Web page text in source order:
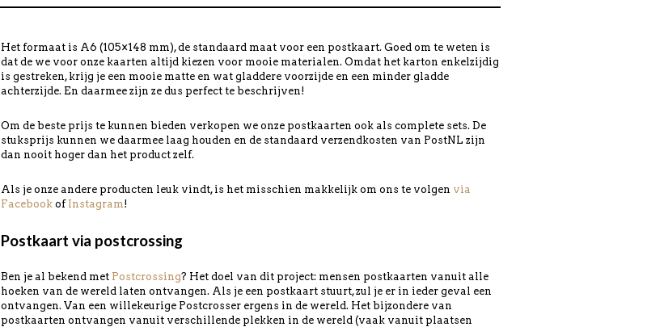
Het formaat is A6 (105×148 mm), de standaard maat voor een postkaart. Goed om te weten is
dat de we voor onze kaarten altijd kiezen voor mooie materialen. Omdat het karton enkelzijdig
is gestreken, krijg je een mooie matte en wat gladdere voorzijde en een minder gladde
achterzijde. En daarmee zijn ze dus perfect te beschrijven!
Om de beste prijs te kunnen bieden verkopen we onze postkaarten ook als complete sets. De
stuksprijs kunnen we daarmee laag houden en de standaard verzendkosten van PostNL zijn
dan nooit hoger dan het product zelf.
Als je onze andere producten leuk vindt, is het misschien makkelijk om ons te volgen via
Facebook of Instagram!
Postkaart via postcrossing
Ben je al bekend met Postcrossing? Het doel van dit project: mensen postkaarten vanuit alle
hoeken van de wereld laten ontvangen. Als je een postkaart stuurt, zul je er in ieder geval een
ontvangen. Van een willekeurige Postcrosser ergens in de wereld. Het bijzondere van
postkaarten ontvangen vanuit verschillende plekken in de wereld (vaak vanuit plaatsen